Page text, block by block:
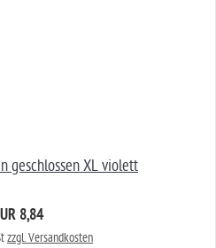
geschlossen XL violett
8,84
zzgl. Versandkosten